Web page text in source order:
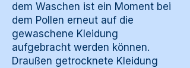
dem Waschen ist ein Moment bei
dem Pollen erneut auf die
gewaschene Kleidung
aufgebracht werden können.
Draußen getrocknete Kleidung